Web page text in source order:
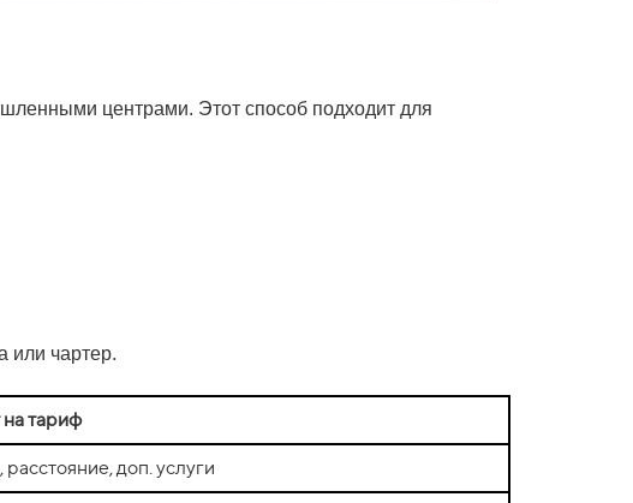
центрами. Этот способ подходит для
или чартер.
на тариф
доп. услуги